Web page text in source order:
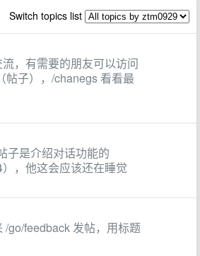
Switch topics list
，有需要的朋友可以访问
帖子），/chanegs 看看最
子是介绍对话功能的
），他这会应该还在睡觉
/go/feedback 发帖，用标题